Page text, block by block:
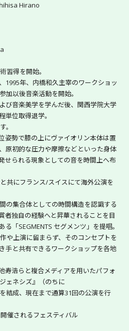
Hirano
習得を開始。
1995年、内橋和久主宰のワークショッ
加以後音楽活動を開始。
び音楽美学を学んだ後、関西学院大学
単位取得退学。
。
姿勢で膝の上にヴァイオリン本体は置
原初的な圧力や摩擦などといった身体
せられる現象としての音を時間上へ布
共にフランス/スイスにて海外公演を
の集合体としての時間構造を認識する
者独自の経験へと昇華されることを目
「SEGMENTS セグメンツ」を提唱。
や上演に留まらず、そのコンセプトを
手と共有できるワークショップを各地
寿浩らと複合メディアを用いたパフォ
ェネシズ』（のちに
結成、現在まで通算31回の公演を行
催されるフェスティバル